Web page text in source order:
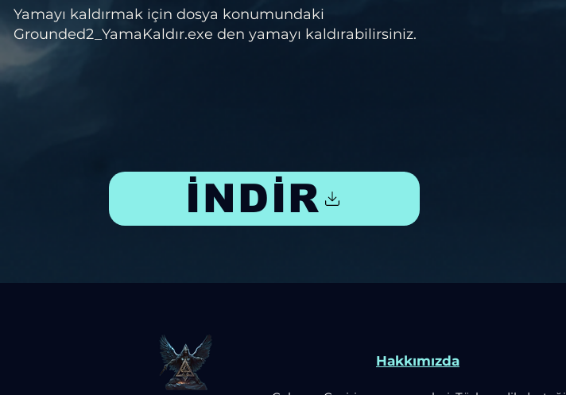
Yamayı kaldırmak için dosya konumundaki
Grounded2_YamaKaldır.exe den yamayı kaldırabilirsiniz.
İNDİR
Hakkımızda